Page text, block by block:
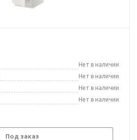
Нет в наличии
Нет в наличии
Нет в наличии
Нет в наличии
Под заказ